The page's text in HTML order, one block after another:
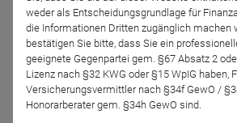
eingeladen, sich kostenfrei zu
weder als Entscheidungsgrundlage für
die Informationen Dritten zugänglich machen
bestätigen Sie bitte, dass Sie ein
geeignete Gegenpartei gem. §67 Absatz 2
Lizenz nach §32 KWG oder §15 WpIG haben,
Versicherungsvermittler nach §34f GewO /
Honorarberater gem. §34h GewO sind.